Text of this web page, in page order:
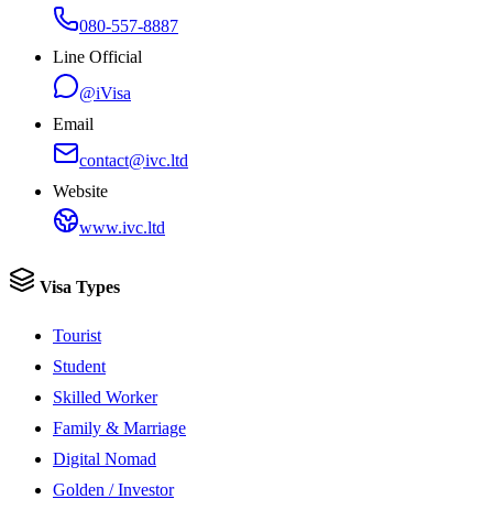
080-557-8887
Line Official
@iVisa
Email
contact@ivc.ltd
Website
www.ivc.ltd
Visa Types
Tourist
Student
Skilled Worker
Family & Marriage
Digital Nomad
Golden / Investor